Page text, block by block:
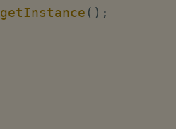
getInstance ( ) ;